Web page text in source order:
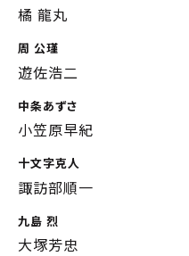
橘 龍丸
周 公瑾
遊佐浩二
中条あずさ
小笠原早紀
十文字克人
諏訪部順一
九島 烈
大塚芳忠